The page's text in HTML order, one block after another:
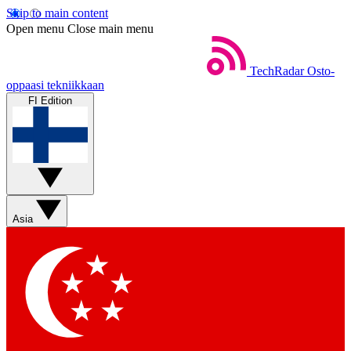
Skip to main content
Open menu Close main menu
TechRadar Osto-
oppaasi tekniikkaan
FI Edition
Asia